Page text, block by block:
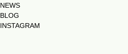
NEWS
BLOG
INSTAGRAM